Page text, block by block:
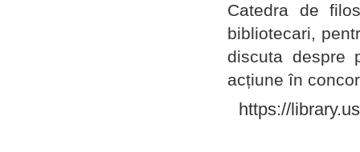
Catedra de
bibliotecari,
discuta despre
acțiune în
https://